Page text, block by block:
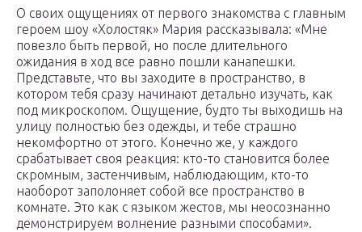
О своих ощущениях от первого знакомства с главным
героем шоу «Холостяк» Мария рассказывала: «Мне
повезло быть первой, но после длительного
ожидания в ход все равно пошли канапешки.
Представьте, что вы заходите в пространство, в
котором тебя сразу начинают детально изучать, как
под микроскопом. Ощущение, будто ты выходишь на
улицу полностью без одежды, и тебе страшно
некомфортно от этого. Конечно же, у каждого
срабатывает своя реакция: кто-то становится более
скромным, застенчивым, наблюдающим, кто-то
наоборот заполоняет собой все пространство в
комнате. Это как с языком жестов, мы неосознанно
демонстрируем волнение разными способами».